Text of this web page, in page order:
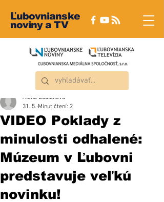
Ľubovnianske
noviny a TV
VIDEO Poklady z
minulosti odhalené:
Múzeum v Ľubovni
predstavuje veľkú
novinku!
Alena Dudláková
31. 5. Minut čtení: 2